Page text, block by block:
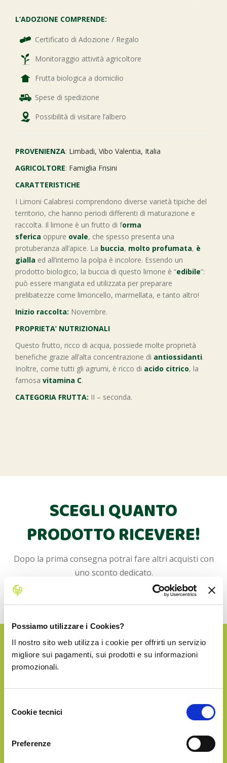
Possiamo utilizzare i Cookies?
Il nostro sito web utilizza i cookie per offrirti un servizio
migliore sui pagamenti, sui prodotti e su informazioni
promozionali.
delCookie tecnici
Preferenze
L’ADOZIONE COMPRENDE:
Certificato di Adozione / Regalo
Monitoraggio attività agricoltore
Frutta biologica a domicilio
Spese di spedizione
Possibilità di visitare l’albero
PROVENIENZA: Limbadi, Vibo Valentia, Italia
AGRICOLTORE: Famiglia Frisini
CARATTERISTICHE
I Limoni Calabresi comprendono diverse varietà tipiche del
territorio, che hanno periodi differenti di maturazione e
raccolta. Il limone è un frutto di forma
sferica oppure ovale, che spesso presenta una
protuberanza all’apice. La buccia, molto profumata, è
gialla ed all’interno la polpa è incolore. Essendo un
prodotto biologico, la buccia di questo limone è “edibile”:
può essere mangiata ed utilizzata per preparare
prelibatezze come limoncello, marmellata, e tanto altro!
Inizio raccolta: Novembre.
PROPRIETA’ NUTRIZIONALI
Questo frutto, ricco di acqua, possiede molte proprietà
benefiche grazie all’alta concentrazione di antiossidanti.
Inoltre, come tutti gli agrumi, è ricco di acido citrico, la
famosa vitamina C.
CATEGORIA FRUTTA: II – seconda.
SCEGLI QUANTO
PRODOTTO RICEVERE!
Dopo la prima consegna potrai fare altri acquisti con
uno sconto dedicato.
La spedizione in Italia è sempre inclusa!
SILVER
€14.90